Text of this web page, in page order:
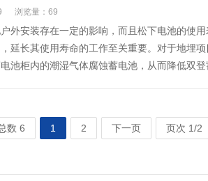
浏览量：69
外安装存在一定的影响，而且松下电池的使
延长其使用寿命的工作至关重要。对于地埋
池柜内的潮湿气体腐蚀蓄电池，从而降低双
数 6 1 2 下一页 页次 1/2